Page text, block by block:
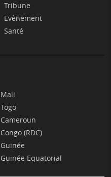
Tribune
Evènement
Santé
Mali
Togo
Cameroun
Congo (RDC)
Guinée
Guinée Equatorial